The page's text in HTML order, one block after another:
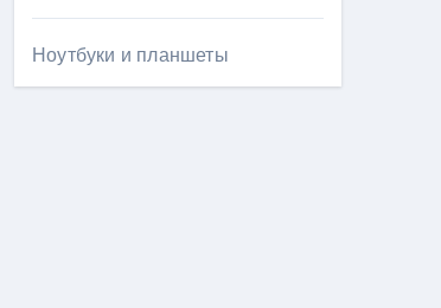
Ноутбуки и планшеты